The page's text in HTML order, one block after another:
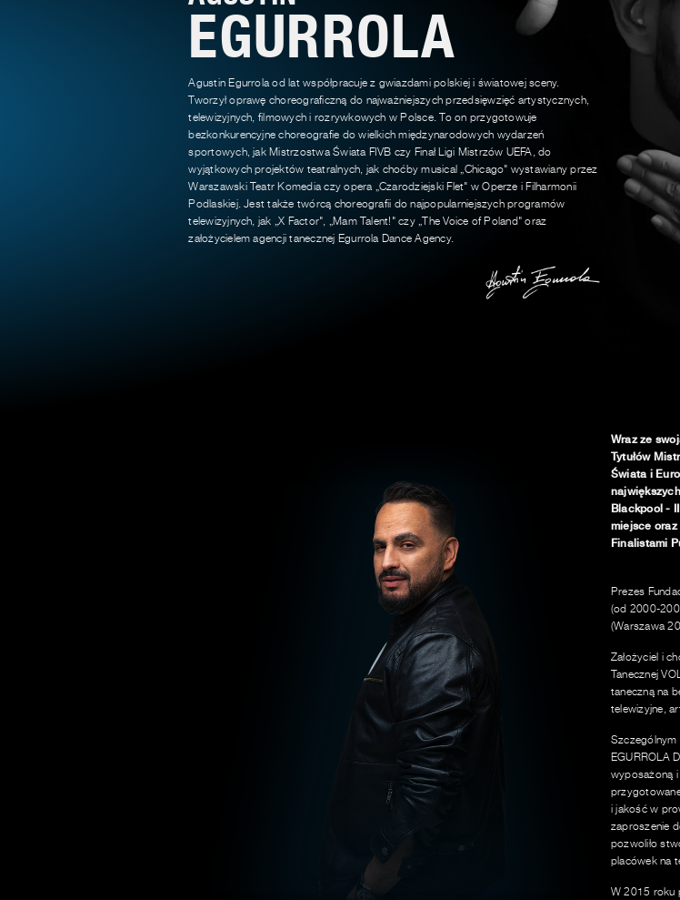
EGURROLA
Agustin Egurrola od lat współpracuje z gwiazdami polskiej i światowej sceny.
Tworzył oprawę choreograficzną do najważniejszych przedsięwzięć artystycznych,
telewizyjnych, filmowych i rozrywkowych w Polsce. To on przygotowuje
bezkonkurencyjne choreografie do wielkich międzynarodowych wydarzeń
sportowych, jak Mistrzostwa Świata FIVB czy Finał Ligi Mistrzów UEFA, do
wyjątkowych projektów teatralnych, jak choćby musical „Chicago" wystawiany przez
Warszawski Teatr Komedia czy opera „Czarodziejski Flet" w Operze i Filharmonii
Podlaskiej. Jest także twórcą choreografii do najpopularniejszych programów
telewizyjnych, jak „X Factor", „Mam Talent!" czy „The Voice of Poland" oraz
założycielem agencji tanecznej Egurrola Dance Agency.
Wraz ze
Tytułów
Świata i
Blackpool -
miejsce oraz
Finalistami
Prezes
(od 2000-
(Warszawa
Założyciel i
Tanecznej
taneczną na
telewizyjne,
Szczególnym
EGURROLA
wyposażoną i
i jakość w
zaproszenie
pozwoliło
placówek na
W 2015 roku